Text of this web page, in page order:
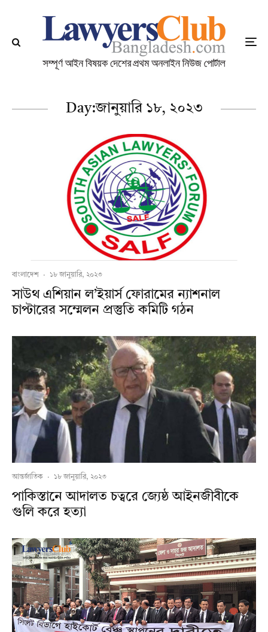
Day:জানুয়ারি ১৮, ২০২৩
বাংলাদেশ · ১৮ জানুয়ারি, ২০২৩
সাউথ এশিয়ান ল’ইয়ার্স ফোরামের ন্যাশনাল
চাপ্টারের সম্মেলন প্রস্তুতি কমিটি গঠন
আন্তর্জাতিক · ১৮ জানুয়ারি, ২০২৩
পাকিস্তানে আদালত চত্বরে জ্যেষ্ঠ আইনজীবীকে
গুলি করে হত্যা